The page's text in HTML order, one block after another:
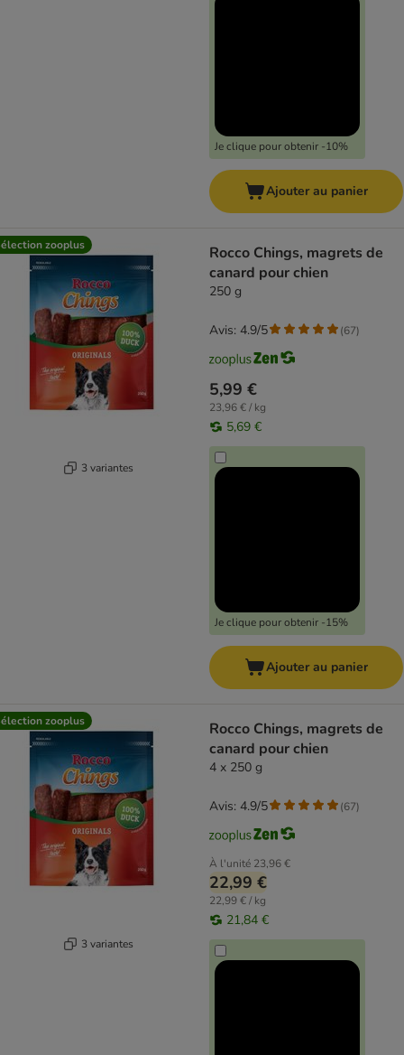
Je clique pour obtenir -10%
Ajouter au panier
zooplus
3 variantes
Rocco Chings, magrets de
canard pour chien
250 g
5,99 €
23,96 € / kg
5,69 €
Je clique pour obtenir -15%
Avis: 4.9/5 (67)
Ajouter au panier
zooplus
3 variantes
Rocco Chings, magrets de
canard pour chien
4 x 250 g
À l'unité 23,96 €
22,99 €
22,99 € / kg
21,84 €
Avis: 4.9/5 (67)